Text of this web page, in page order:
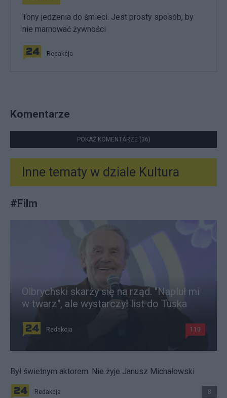
Tony jedzenia do śmieci. Jest prosty sposób, by
nie marnować żywności
Redakcja
Komentarze
POKAŻ KOMENTARZE (36)
Inne tematy w dziale Kultura
#Film
Olbrychski skarży się na rząd. "Napluł mi
w twarz", ale wystarczył list do Tuska
Redakcja 110
Był świetnym aktorem. Nie żyje Janusz Michałowski
Redakcja 8